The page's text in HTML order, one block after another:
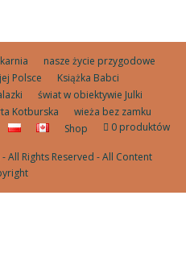
nasze życie przygodowe
Polsce
Książka Babci
świat w obiektywie Julki
Kotburska
wieża bez zamku
Shop 0 produktów
Rights Reserved - All Content